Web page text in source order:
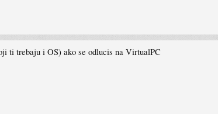
ti trebaju i OS) ako se odlucis na VirtualPC